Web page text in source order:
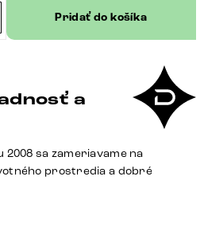
Pridať do košíka
a
2008 sa zameriavame na
prostredia a dobré